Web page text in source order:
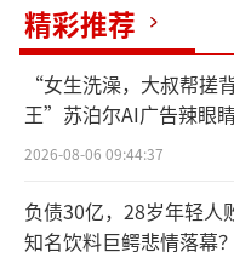
今年以来，
品、约谈药企降
价格形成了强监管
火明显烧到了零售
陆续启动了医保
大的品种排查工作。
精彩推荐
“女生洗澡，大叔帮
王”苏泊尔AI广告辣眼
2026-08-06 09:44:37
负债30亿，28岁年轻人
知名饮料巨鳄悲情落幕？